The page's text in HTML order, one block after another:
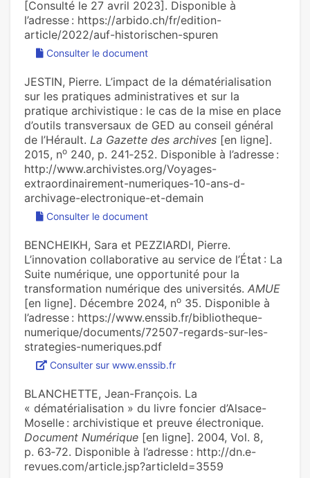
[Consulté le 27 avril 2023]. Disponible à
l’adresse : https://arbido.ch/fr/edition-
article/2022/auf-historischen-spuren
Consulter le document
JESTIN, Pierre. L’impact de la dématérialisation
sur les pratiques administratives et sur la
pratique archivistique : le cas de la mise en place
d’outils transversaux de GED au conseil général
de l’Hérault. La Gazette des archives [en ligne].
2015, no 240, p. 241‑252. Disponible à l’adresse :
http://www.archivistes.org/Voyages-
extraordinairement-numeriques-10-ans-d-
archivage-electronique-et-demain
Consulter le document
BENCHEIKH, Sara et PEZZIARDI, Pierre.
L’innovation collaborative au service de l’État : La
Suite numérique, une opportunité pour la
transformation numérique des universités. AMUE
[en ligne]. Décembre 2024, no 35. Disponible à
l’adresse : https://www.enssib.fr/bibliotheque-
numerique/documents/72507-regards-sur-les-
strategies-numeriques.pdf
Consulter sur www.enssib.fr
BLANCHETTE, Jean-François. La
« dématérialisation » du livre foncier d’Alsace-
Moselle : archivistique et preuve électronique.
Document Numérique [en ligne]. 2004, Vol. 8,
p. 63‑72. Disponible à l’adresse : http://dn.e-
revues.com/article.jsp?articleId=3559